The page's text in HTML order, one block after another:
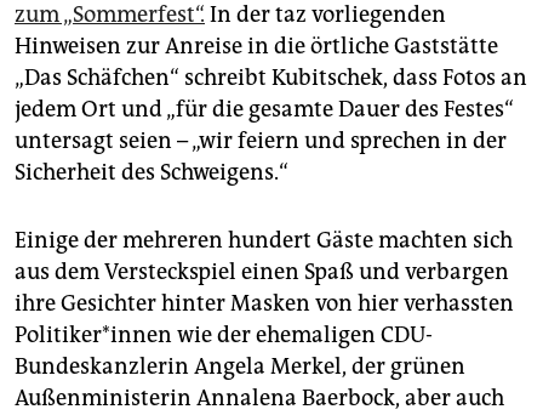
zum „Sommerfest“. In der taz vorliegenden
Hinweisen zur Anreise in die örtliche Gaststätte
„Das Schäfchen“ schreibt Kubitschek, dass Fotos an
jedem Ort und „für die gesamte Dauer des Festes“
untersagt seien – „wir feiern und sprechen in der
Sicherheit des Schweigens.“
Einige der mehreren hundert Gäste machten sich
aus dem Versteckspiel einen Spaß und verbargen
ihre Gesichter hinter Masken von hier verhassten
Po­li­ti­ke­r*in­nen wie der ehemaligen CDU-
Bundeskanzlerin Angela Merkel, der grünen
Außenministerin Annalena Baerbock, aber auch